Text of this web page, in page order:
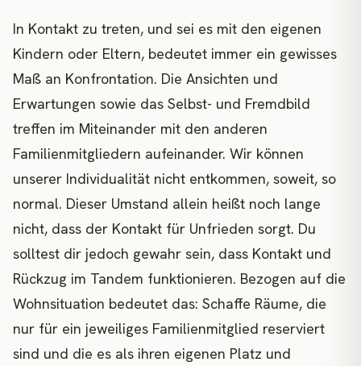
In Kontakt zu treten, und sei es mit den eigenen
Kindern oder Eltern, bedeutet immer ein gewisses
Maß an Konfrontation. Die Ansichten und
Erwartungen sowie das Selbst- und Fremdbild
treffen im Miteinander mit den anderen
Familienmitgliedern aufeinander. Wir können
unserer Individualität nicht entkommen, soweit, so
normal. Dieser Umstand allein heißt noch lange
nicht, dass der Kontakt für Unfrieden sorgt. Du
solltest dir jedoch gewahr sein, dass Kontakt und
Rückzug im Tandem funktionieren. Bezogen auf die
Wohnsituation bedeutet das: Schaffe Räume, die
nur für ein jeweiliges Familienmitglied reserviert
sind und die es als ihren eigenen Platz und